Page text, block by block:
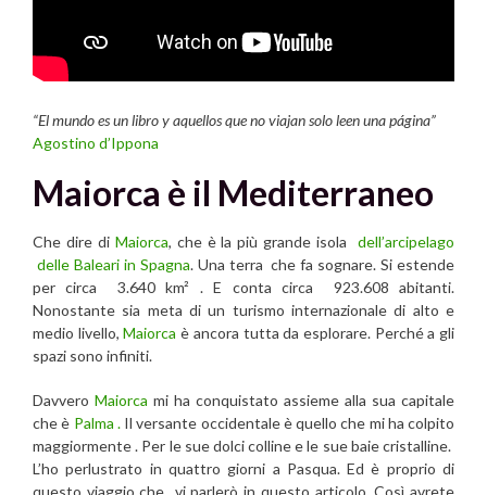
“El mundo es un libro y aquellos que no viajan solo leen una página”
Agostino d’Ippona
Maiorca è il Mediterraneo
Che dire di Maiorca, che è la più grande isoladell’arcipelago
delle Baleari in Spagna. Una terra che fa sognare. Si estende
per circa 3.640 km² . E conta circa 923.608 abitanti.
Nonostante sia meta di un turismo internazionale di alto e
medio livello,Maiorcaè ancora tutta da esplorare. Perché a gli
spazi sono infiniti.
Davvero Maiorca mi ha conquistato assieme alla sua capitale
che è Palma . Il versante occidentale è quello che mi ha colpito
maggiormente . Per le sue dolci colline e le sue baie cristalline.
L’ho perlustrato in quattro giorni a Pasqua. Ed è proprio di
questo viaggio che vi parlerò in questo articolo. Così avrete